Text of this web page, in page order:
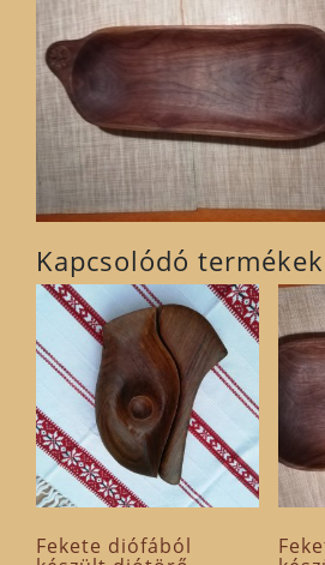
Kapcsolódó termékek
Fekete diófából